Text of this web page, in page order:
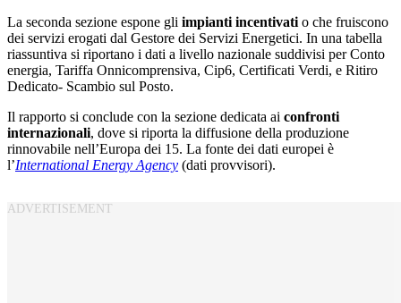
La seconda sezione espone gli impianti incentivati o che fruiscono
dei servizi erogati dal Gestore dei Servizi Energetici. In una tabella
riassuntiva si riportano i dati a livello nazionale suddivisi per Conto
energia, Tariffa Onnicomprensiva, Cip6, Certificati Verdi, e Ritiro
Dedicato- Scambio sul Posto.
Il rapporto si conclude con la sezione dedicata ai confronti
internazionali, dove si riporta la diffusione della produzione
rinnovabile nell’Europa dei 15. La fonte dei dati europei è
l’International Energy Agency (dati provvisori).